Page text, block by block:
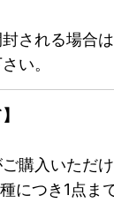
される場合
い。
購入いただ
につき1点ま